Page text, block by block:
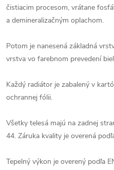
čistiacim procesom, vrátane
a demineralizačným oplachom.
Potom je nanesená základná
vrstva vo farebnom prevedení
Každý radiátor je zabalený v
ochrannej fólii.
Všetky telesá majú na zadnej
44. Záruka kvality je overená
Tepelný výkon je overený podľa